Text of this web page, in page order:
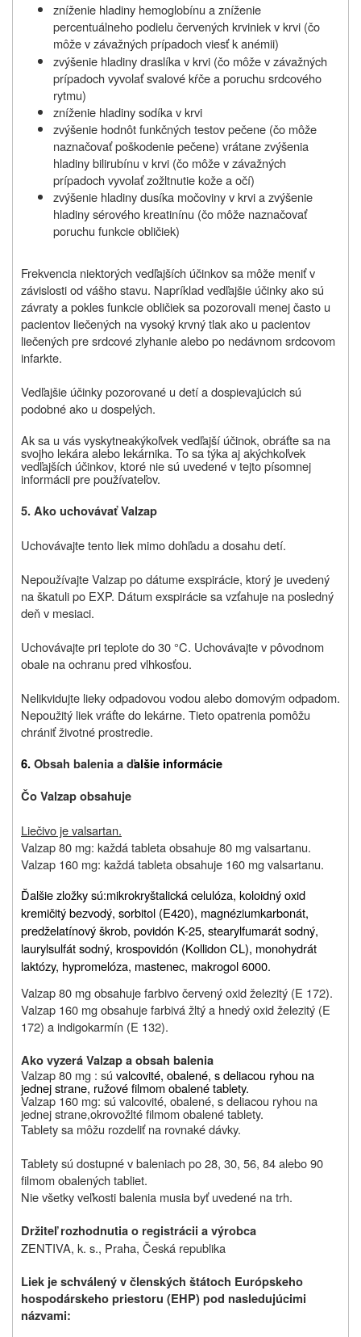
zníženie hladiny hemoglobínu a zníženie
percentuálneho podielu červených krviniek v krvi (čo
môže v závažných prípadoch viesť k anémii)
zvýšenie hladiny draslíka v krvi (čo môže v závažných
prípadoch vyvolať svalové kŕče a poruchu srdcového
rytmu)
zníženie hladiny sodíka v krvi
zvýšenie hodnôt funkčných testov pečene (čo môže
naznačovať poškodenie pečene) vrátane zvýšenia
hladiny bilirubínu v krvi (čo môže v závažných
prípadoch vyvolať zožltnutie kože a očí)
zvýšenie hladiny dusíka močoviny v krvi a zvýšenie
hladiny sérového kreatinínu (čo môže naznačovať
poruchu funkcie obličiek)
Frekvencia niektorých vedľajších účinkov sa môže meniť v
závislosti od vášho stavu. Napríklad vedľajšie účinky ako sú
závraty a pokles funkcie obličiek sa pozorovali menej často u
pacientov liečených na vysoký krvný tlak ako u pacientov
liečených pre srdcové zlyhanie alebo po nedávnom srdcovom
infarkte.
Vedľajšie účinky pozorované u detí a dospievajúcich sú
podobné ako u dospelých.
Aksa u vás vyskytneakýkoľvek vedľajší účinok, obráťte sa na
svojho lekára alebo lekárnika. To sa týka aj akýchkoľvek
vedľajších účinkov, ktoré nie sú uvedené v tejto písomnej
informácii pre používateľov.
5. Ako uchovávať Valzap
Uchovávajte tento liek mimo dohľadu a dosahu detí.
Nepoužívajte Valzap po dátume exspirácie, ktorý je uvedený
na škatuli po EXP. Dátum exspirácie sa vzťahuje na posledný
deň v mesiaci.
Uchovávajte pri teplote do 30 °C. Uchovávajte v pôvodnom
obale na ochranu pred vlhkosťou.
Nelikvidujte lieky odpadovou vodou alebo domovým odpadom.
Nepoužitý liek vráťte do lekárne. Tieto opatrenia pomôžu
chrániť životné prostredie.
6.Obsah balenia a ďalšie informácie
Čo Valzap obsahuje
Liečivo je valsartan.
Valzap 80 mg: každá tableta obsahuje 80 mg valsartanu.
Valzap 160 mg: každá tableta obsahuje 160 mg valsartanu.
Ďalšie zložky sú:mikrokryštalická celulóza, koloidný oxid
kremičitý bezvodý, sorbitol (E420), magnéziumkarbonát,
predželatínový škrob, povidón K-25, stearylfumarát sodný,
laurylsulfát sodný, krospovidón (Kollidon CL), monohydrát
laktózy, hypromelóza, mastenec, makrogol 6000.
Valzap 80 mg obsahuje farbivo červený oxid železitý (E 172).
Valzap 160 mg obsahuje farbivá žltý a hnedý oxid železitý (E
172) a indigokarmín (E 132).
Ako vyzerá Valzap a obsah balenia
Valzap 80 mg : sú valcovité, obalené, s deliacou ryhou na
jednej strane, ružové filmom obalené tablety.
Valzap 160 mg: sú valcovité, obalené, s deliacou ryhou na
jednej strane,okrovožlté filmom obalené tablety.
Tablety sa môžu rozdeliť na rovnaké dávky.
Tablety sú dostupné v baleniach po 28, 30, 56, 84 alebo 90
filmom obalených tabliet.
Nie všetky veľkosti balenia musia byť uvedené na trh.
Držiteľ rozhodnutia o registrácii a výrobca
ZENTIVA, k. s., Praha, Česká republika
Liek je schválený v členských štátoch Európskeho
hospodárskeho priestoru (EHP) pod nasledujúcimi
názvami: